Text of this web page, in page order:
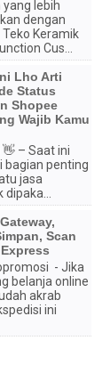
lebih
dengan
Keramik
Cus...
Lho Arti
Status
Shopee
Wajib Kamu
– Saat ini
bagian penting
jasa
Scan
- Jika
belanja online
akrab
ini